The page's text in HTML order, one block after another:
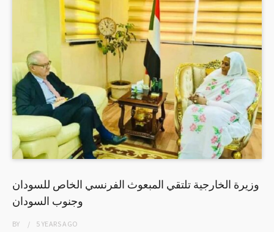
وزيرة الخارجية تلتقي المبعوث الفرنسي الخاص للسودان
وجنوب السودان
BY 5 YEARSAGO